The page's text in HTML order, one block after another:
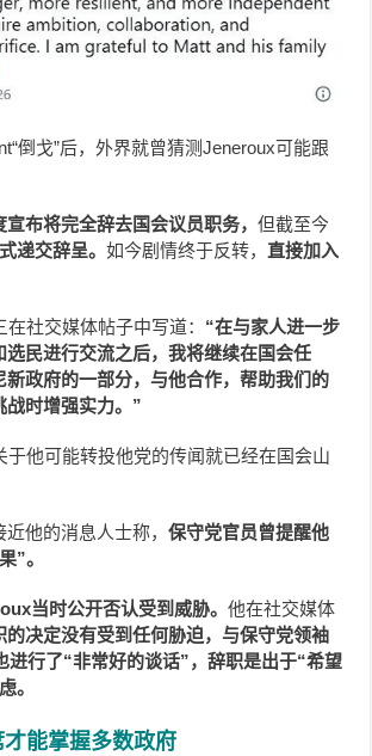
倒戈”后，外界就曾猜测Jeneroux可能跟
宣布将完全辞去国会议员职务，但截至今
递交辞呈。如今剧情终于反转， 直接加入
在社交媒体帖子中写道： “在与家人进一步
选民进行交流之后，我将继续在国会任
新政府的一部分，与他合作，帮助我们的
战时增强实力。”
于他可能转投他党的传闻就已经在国会山
近他的消息人士称，保守党官员曾提醒他
”。
当时公开否认受到威胁。他在社交媒体
的决定没有受到任何胁迫，与保守党领袖
行了“非常好的谈话”，辞职是出于“希望
。
才能掌握多数政府